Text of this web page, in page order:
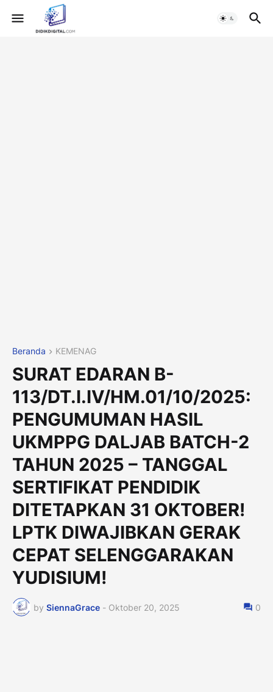
Beranda KEMENAG
SURAT EDARAN B-
113/DT.I.IV/HM.01/10/2025:
PENGUMUMAN HASIL
UKMPPG DALJAB BATCH-2
TAHUN 2025 – TANGGAL
SERTIFIKAT PENDIDIK
DITETAPKAN 31 OKTOBER!
LPTK DIWAJIBKAN GERAK
CEPAT SELENGGARAKAN
YUDISIUM!
by SiennaGrace - Oktober 20, 2025 0